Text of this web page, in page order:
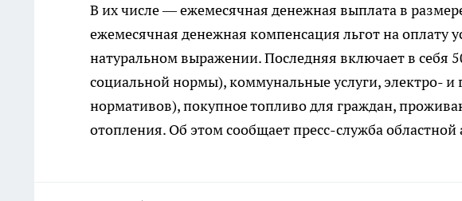
В их числе — ежемесячная денежная выплата в
ежемесячная денежная компенсация льгот на оплату
натуральном выражении. Последняя включает в себя
социальной нормы), коммунальные услуги, электро- и
нормативов), покупное топливо для граждан,
отопления. Об этом сообщает пресс-служба